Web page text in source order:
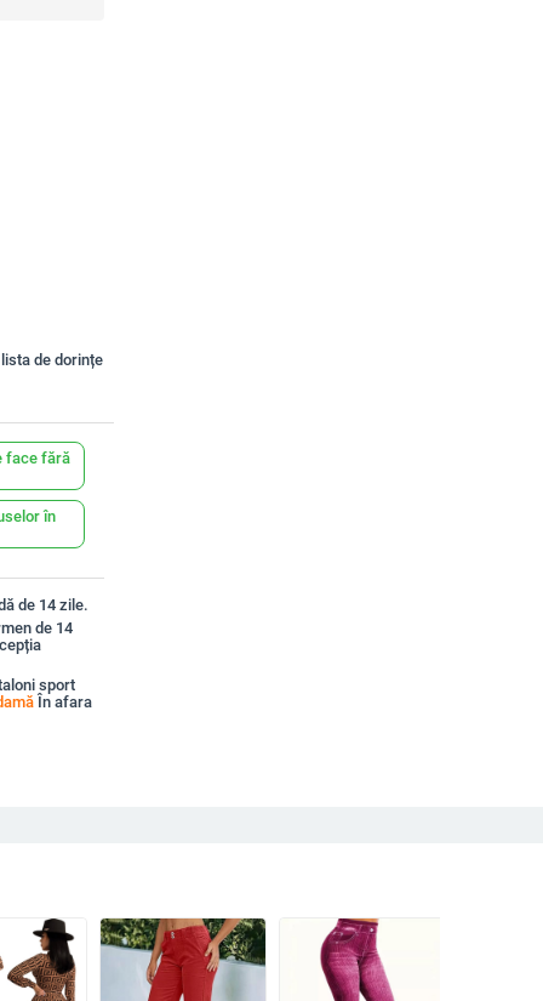
de dorințe
face fără
în
de 14 zile.
de 14
sport
În afara